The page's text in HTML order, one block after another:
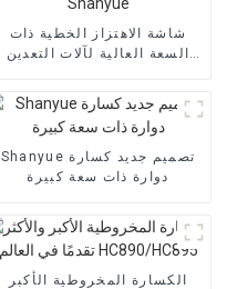
شاشة الاهتزاز الخطية ذات
السعة العالية لآلات التعدين
Shanyue تصميم جديد كسارة
دوارة ذات سعة كبيرة
الكسارة المخروطية الأكبر